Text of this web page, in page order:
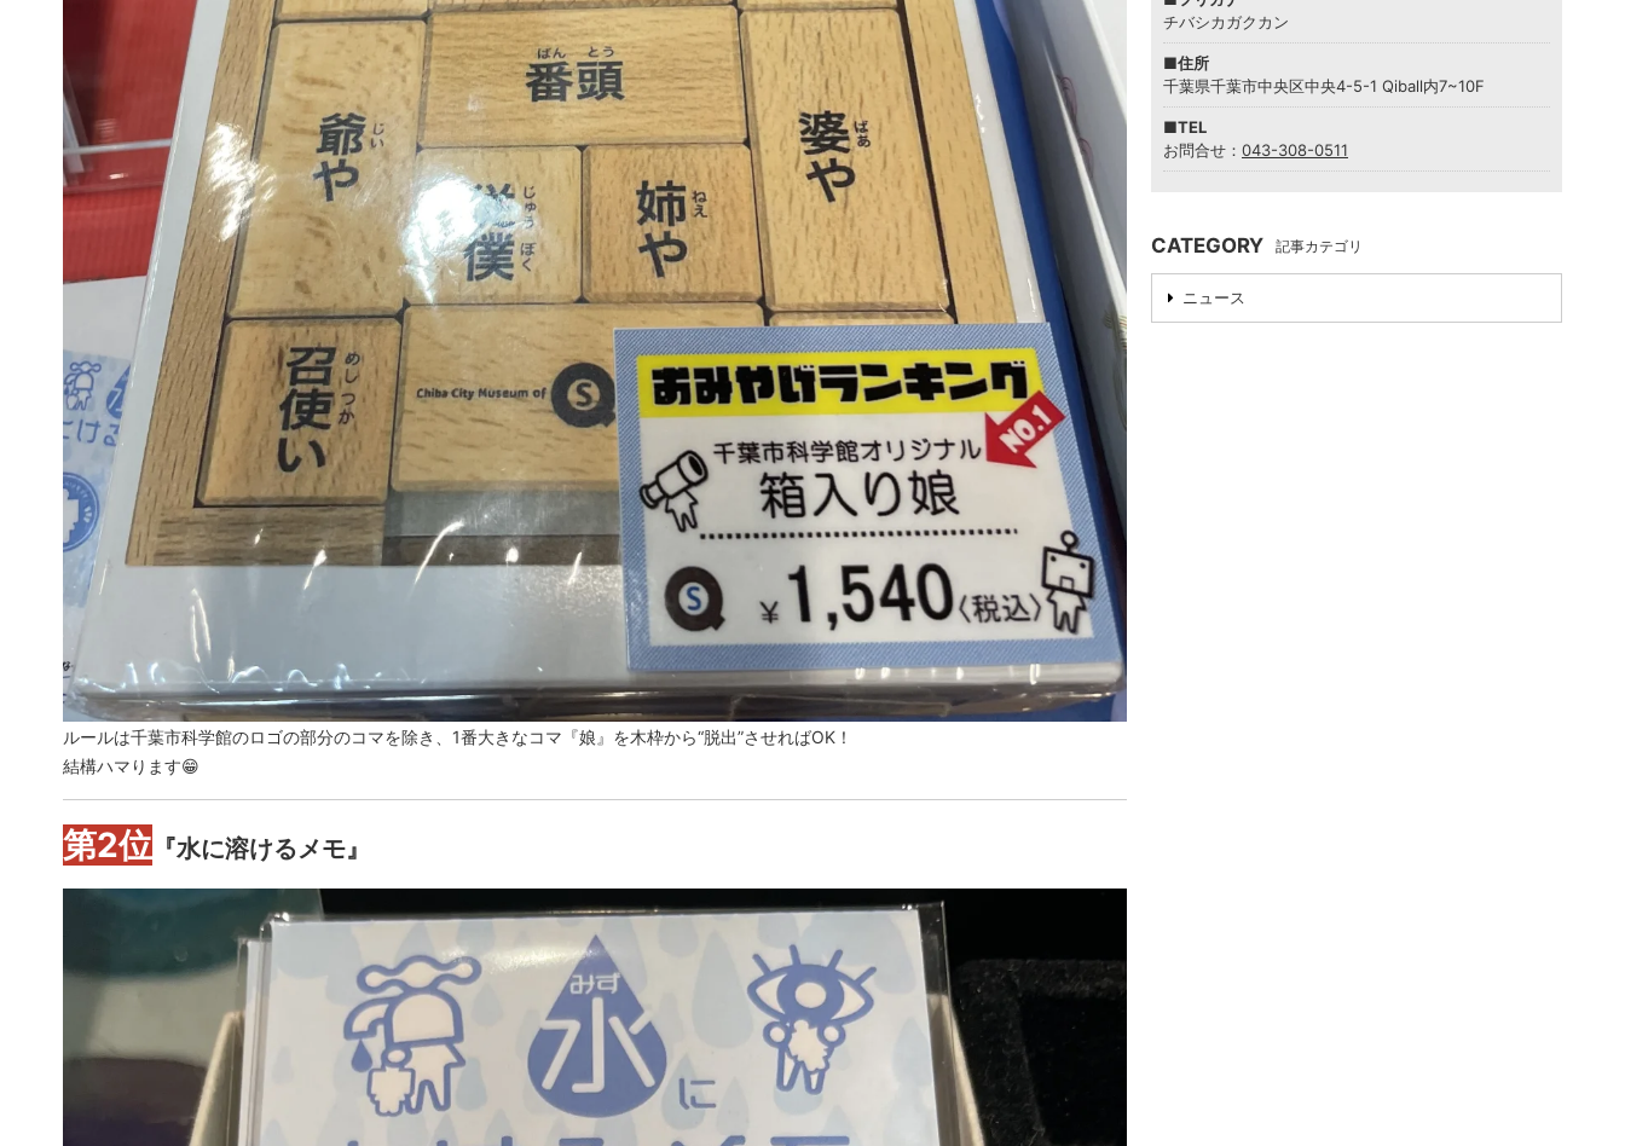
ルールは千葉市科学館のロゴの部分のコマを除き、1番大きなコマ『娘』を木枠から“脱出”させればOK！
結構ハマります😁
第2位 『水に溶けるメモ』
チバシカガクカン
■住所
千葉県千葉市中央区中央4-5-1 Qiball内7~10F
■TEL
お問合せ： 043-308-0511
CATEGORY 記事カテゴリ
ニュース